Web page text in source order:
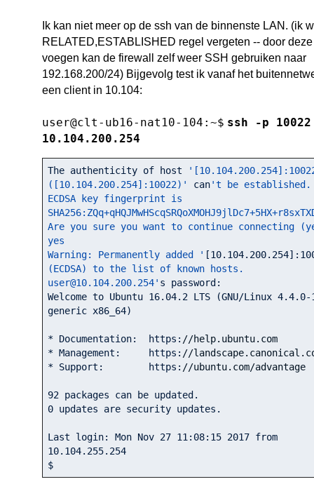
Ik kan niet meer op de ssh van de binnenste LAN. (ik
RELATED,ESTABLISHED regel vergeten -- door
voegen kan de firewall zelf weer SSH gebruiken naar
192.168.200/24) Bijgevolg test ik vanaf het
een client in 10.104:
user@clt-ub16-nat10-104:~$ ssh -p 10022
10.104.200.254
The authenticity of host
([10.104.200.254]:10022)'
can't be established.
ECDSA key fingerprint is
Are you sure you want to continue connecting
yes
Warning: Permanently added ' [10.104.200.254]:
(ECDSA) to the list of known hosts.
user@10.104.200.254' s password:
Welcome to Ubuntu 16.04.2 LTS (GNU/Linux 4.4.0-
generic x86_64)
* Documentation:  https: //help.ubuntu.com
* Management:     https: //
* Support:        https: //ubuntu.com/advantage
92
0 updates are security updates.
Last login: Mon Nov 27 11 : 08: 15 2017
10.104.255.254
$